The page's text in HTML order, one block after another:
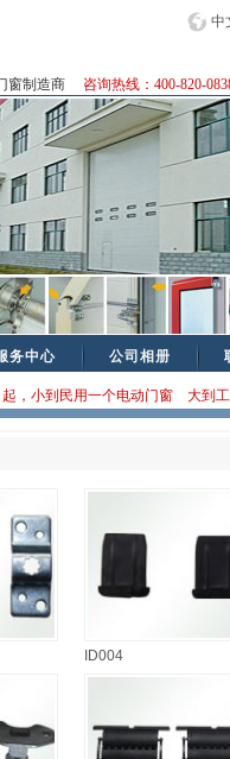
中
窗制造商 咨询热线：400-820-
务中心 公司相册
，小到民用一个电动门窗 大到工
ID004